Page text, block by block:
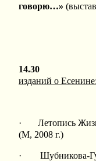
говорю…»
изданий о Есенине:
· Летопись
(М, 2008 г.)
· Шубникова-